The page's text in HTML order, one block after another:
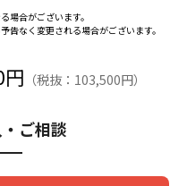
場合がございます。
なく変更される場合がございます。
（税抜：103,500円）
ご相談